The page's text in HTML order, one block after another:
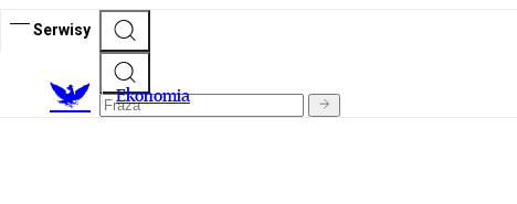
Serwisy
Ekonomia